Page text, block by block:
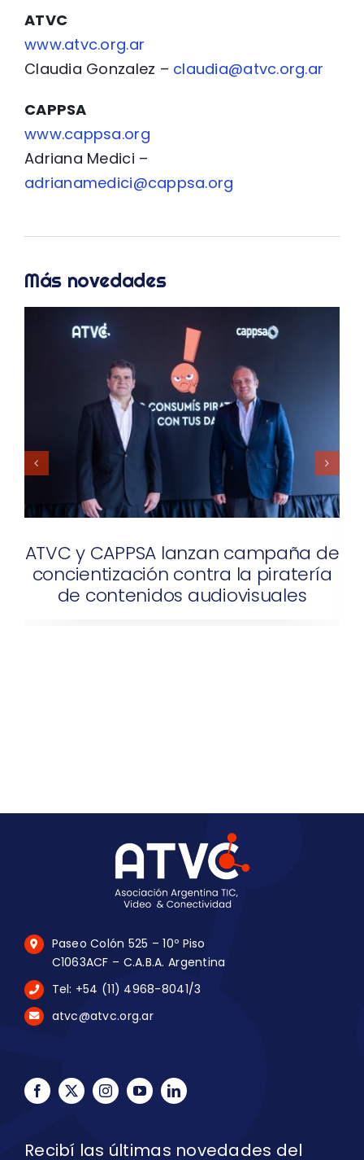
ATVC
www.atvc.org.ar
Claudia Gonzalez – claudia@atvc.org.ar
CAPPSA
www.cappsa.org
Adriana Medici –
adrianamedici@cappsa.org
Más novedades
de
piratería
“Los peligros reales a los
exponen los usuarios será
de la próxima
Paseo Colón 525 – 10º Piso